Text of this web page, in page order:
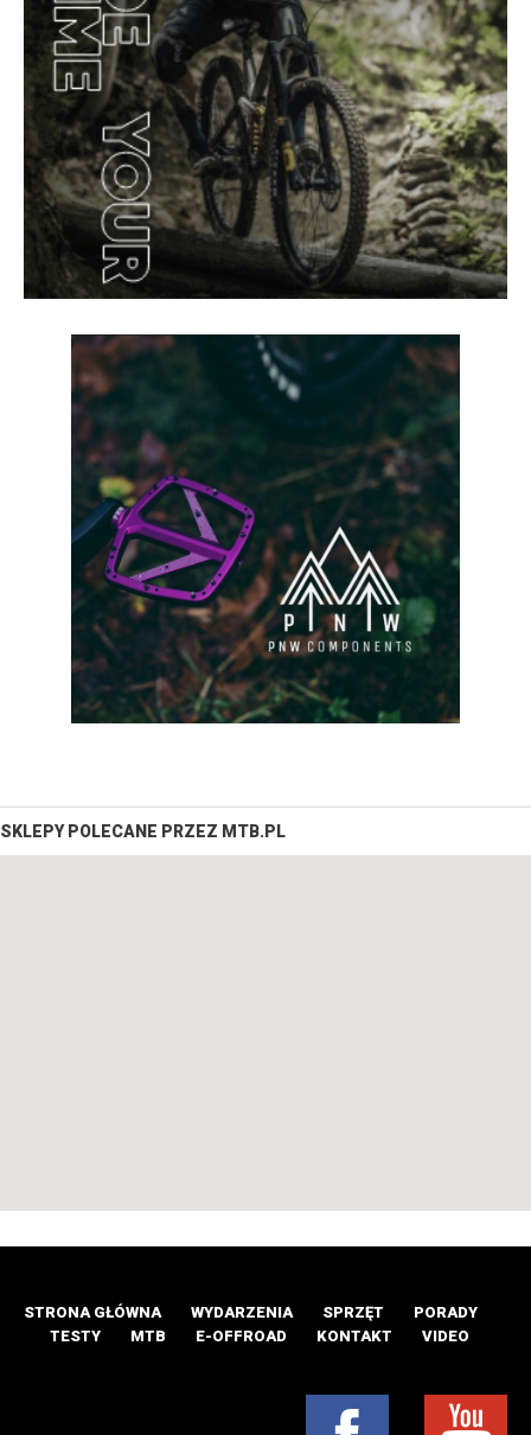
SKLEPY POLECANE PRZEZ MTB.PL
STRONA GŁÓWNA WYDARZENIA SPRZĘT
PORADY
TESTY
MTB E-OFFROAD KONTAKT VIDEO